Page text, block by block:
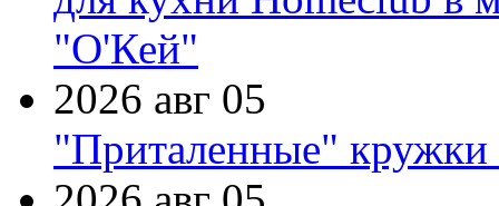
"О'Кей"
2026 авг 05
"Приталенные" кружки